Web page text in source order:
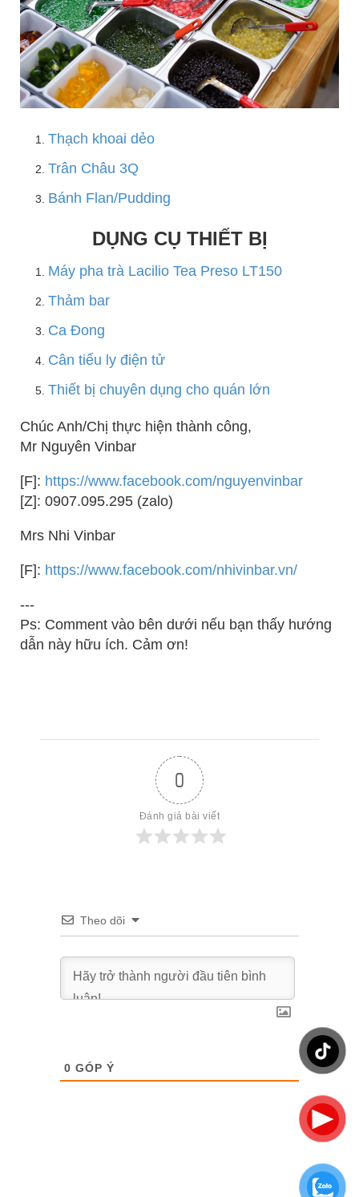
Thạch khoai dẻo
Trân Châu 3Q
Bánh Flan/Pudding
DỤNG CỤ THIẾT BỊ
Máy pha trà Lacilio Tea Preso LT150
Thảm bar
Ca Đong
Cân tiểu ly điện tử
Thiết bị chuyên dụng cho quán lớn
Chúc Anh/Chị thực hiện thành công,
Mr Nguyên Vinbar
[F]: https://www.facebook.com/nguyenvinbar
[Z]: 0907.095.295 (zalo)
Mrs Nhi Vinbar
[F]: https://www.facebook.com/nhivinbar.vn/
---
Ps: Comment vào bên dưới nếu bạn thấy hướng
dẫn này hữu ích. Cảm ơn!
0
Đánh giá bài viết
Theo dõi
0 GÓP Ý